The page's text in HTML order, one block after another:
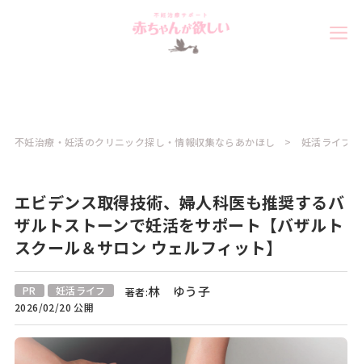
不妊治療・妊活のクリニック探し・情報収集ならあかほし 妊活ライフ
エビデンス取得技術、婦人科医も推奨するバ
ザルトストーンで妊活をサポート【バザルト
スクール＆サロン ウェルフィット】
PR 妊活ライフ 著者:林 ゆう子
2026/02/20 公開